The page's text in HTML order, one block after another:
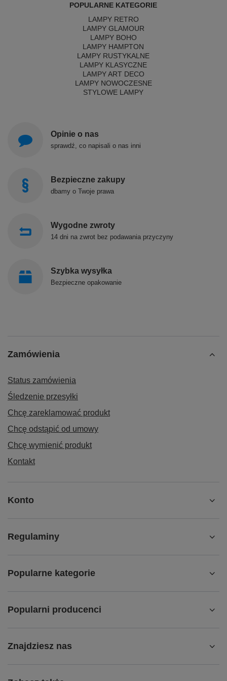
POPULARNE KATEGORIE
LAMPY RETRO
LAMPY GLAMOUR
LAMPY BOHO
LAMPY HAMPTON
LAMPY RUSTYKALNE
LAMPY KLASYCZNE
LAMPY ART DECO
LAMPY NOWOCZESNE
STYLOWE LAMPY
Opinie o nas
sprawdź, co napisali o nas inni
Bezpieczne zakupy
dbamy o Twoje prawa
Wygodne zwroty
14 dni na zwrot bez podawania przyczyny
Szybka wysyłka
Bezpieczne opakowanie
Zamówienia
Status zamówienia
Śledzenie przesyłki
Chcę zareklamować produkt
Chcę odstąpić od umowy
Chcę wymienić produkt
Kontakt
Konto
Regulaminy
Popularne kategorie
Popularni producenci
Znajdziesz nas